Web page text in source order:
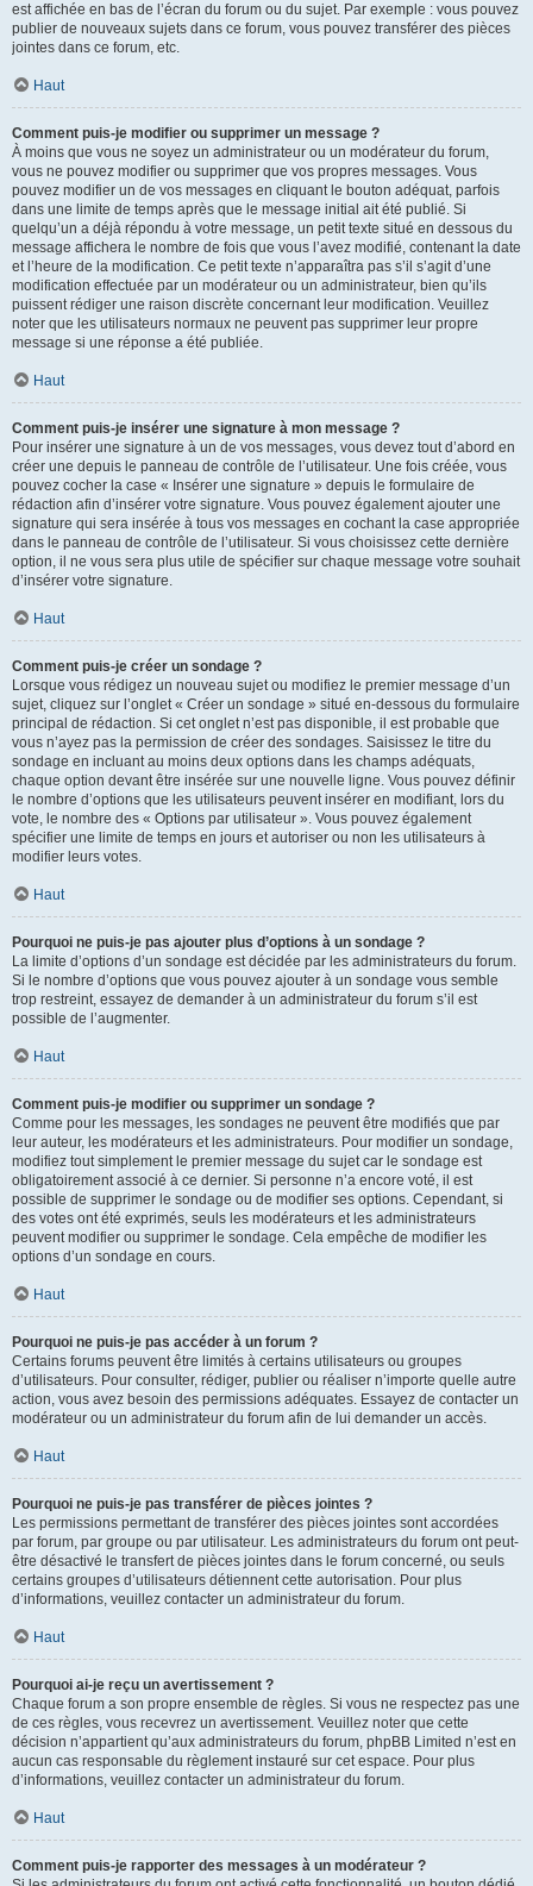
est affichée en bas de l’écran du forum ou du sujet. Par exemple : vous pouvez
publier de nouveaux sujets dans ce forum, vous pouvez transférer des pièces
jointes dans ce forum, etc.
Haut
Comment puis-je modifier ou supprimer un message ?
À moins que vous ne soyez un administrateur ou un modérateur du forum,
vous ne pouvez modifier ou supprimer que vos propres messages. Vous
pouvez modifier un de vos messages en cliquant le bouton adéquat, parfois
dans une limite de temps après que le message initial ait été publié. Si
quelqu’un a déjà répondu à votre message, un petit texte situé en dessous du
message affichera le nombre de fois que vous l’avez modifié, contenant la date
et l’heure de la modification. Ce petit texte n’apparaîtra pas s’il s’agit d’une
modification effectuée par un modérateur ou un administrateur, bien qu’ils
puissent rédiger une raison discrète concernant leur modification. Veuillez
noter que les utilisateurs normaux ne peuvent pas supprimer leur propre
message si une réponse a été publiée.
Haut
Comment puis-je insérer une signature à mon message ?
Pour insérer une signature à un de vos messages, vous devez tout d’abord en
créer une depuis le panneau de contrôle de l’utilisateur. Une fois créée, vous
pouvez cocher la case « Insérer une signature » depuis le formulaire de
rédaction afin d’insérer votre signature. Vous pouvez également ajouter une
signature qui sera insérée à tous vos messages en cochant la case appropriée
dans le panneau de contrôle de l’utilisateur. Si vous choisissez cette dernière
option, il ne vous sera plus utile de spécifier sur chaque message votre souhait
d’insérer votre signature.
Haut
Comment puis-je créer un sondage ?
Lorsque vous rédigez un nouveau sujet ou modifiez le premier message d’un
sujet, cliquez sur l’onglet « Créer un sondage » situé en-dessous du formulaire
principal de rédaction. Si cet onglet n’est pas disponible, il est probable que
vous n’ayez pas la permission de créer des sondages. Saisissez le titre du
sondage en incluant au moins deux options dans les champs adéquats,
chaque option devant être insérée sur une nouvelle ligne. Vous pouvez définir
le nombre d’options que les utilisateurs peuvent insérer en modifiant, lors du
vote, le nombre des « Options par utilisateur ». Vous pouvez également
spécifier une limite de temps en jours et autoriser ou non les utilisateurs à
modifier leurs votes.
Haut
Pourquoi ne puis-je pas ajouter plus d’options à un sondage ?
La limite d’options d’un sondage est décidée par les administrateurs du forum.
Si le nombre d’options que vous pouvez ajouter à un sondage vous semble
trop restreint, essayez de demander à un administrateur du forum s’il est
possible de l’augmenter.
Haut
Comment puis-je modifier ou supprimer un sondage ?
Comme pour les messages, les sondages ne peuvent être modifiés que par
leur auteur, les modérateurs et les administrateurs. Pour modifier un sondage,
modifiez tout simplement le premier message du sujet car le sondage est
obligatoirement associé à ce dernier. Si personne n’a encore voté, il est
possible de supprimer le sondage ou de modifier ses options. Cependant, si
des votes ont été exprimés, seuls les modérateurs et les administrateurs
peuvent modifier ou supprimer le sondage. Cela empêche de modifier les
options d’un sondage en cours.
Haut
Pourquoi ne puis-je pas accéder à un forum ?
Certains forums peuvent être limités à certains utilisateurs ou groupes
d’utilisateurs. Pour consulter, rédiger, publier ou réaliser n’importe quelle autre
action, vous avez besoin des permissions adéquates. Essayez de contacter un
modérateur ou un administrateur du forum afin de lui demander un accès.
Haut
Pourquoi ne puis-je pas transférer de pièces jointes ?
Les permissions permettant de transférer des pièces jointes sont accordées
par forum, par groupe ou par utilisateur. Les administrateurs du forum ont peut-
être désactivé le transfert de pièces jointes dans le forum concerné, ou seuls
certains groupes d’utilisateurs détiennent cette autorisation. Pour plus
d’informations, veuillez contacter un administrateur du forum.
Haut
Pourquoi ai-je reçu un avertissement ?
Chaque forum a son propre ensemble de règles. Si vous ne respectez pas une
de ces règles, vous recevrez un avertissement. Veuillez noter que cette
décision n’appartient qu’aux administrateurs du forum, phpBB Limited n’est en
aucun cas responsable du règlement instauré sur cet espace. Pour plus
d’informations, veuillez contacter un administrateur du forum.
Haut
Comment puis-je rapporter des messages à un modérateur ?